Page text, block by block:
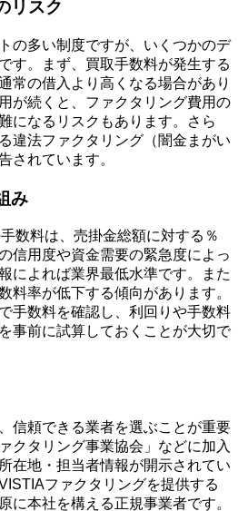
リスク
の多い制度ですが、いくつかのデ
す。まず、買取手数料が発生する
常の借入より高くなる場合があり
が続くと、ファクタリング費用の
になるリスクもあります。さら
違法ファクタリング（闇金まがい
されています。
み
数料は、売掛金総額に対する％
信用度や資金需要の緊急度によっ
によれば業界最低水準です。また
料率が低下する傾向があります。
手数料を確認し、利回りや手数料
事前に試算しておくことが大切で
信頼できる業者を選ぶことが重要
クタリング事業協会」などに加入
在地・担当者情報が開示されてい
ファクタリングを提供する
に本社を構える正規事業者です。